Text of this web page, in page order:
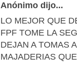
Anónimo dijo...
LO MEJOR QUE
FPF TOME LA
DEJAN A TOMAS
MAJADERIAS